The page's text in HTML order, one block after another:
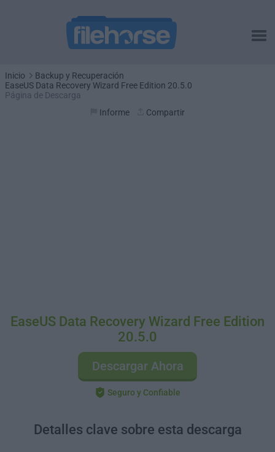
Inicio
Backup y Recuperación
EaseUS Data Recovery Wizard Free Edition 20.5.0
Página de Descarga
Informe
Compartir
EaseUS Data Recovery Wizard Free Edition
20.5.0
Descargar Ahora
Seguro y Confiable
Detalles clave sobre esta descarga